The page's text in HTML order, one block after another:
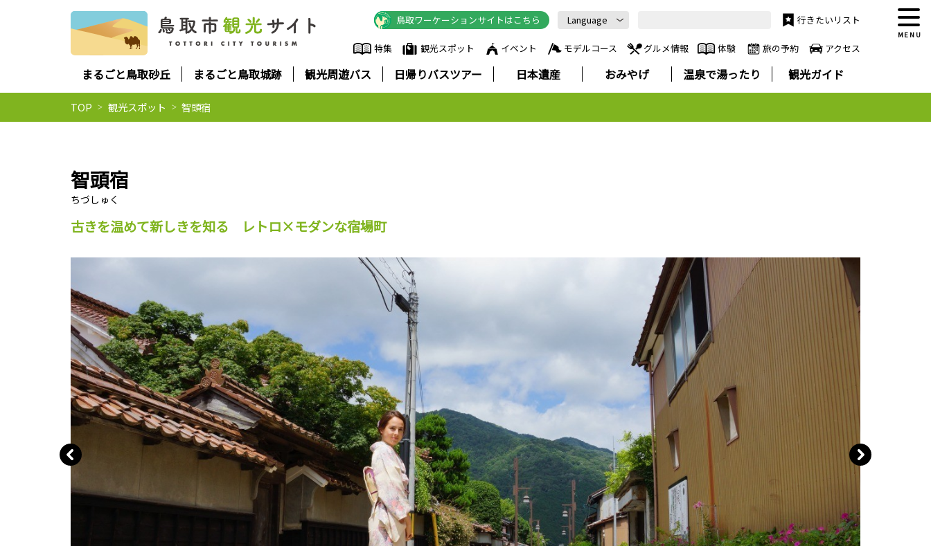
MENU
特集 観光スポット イベント モデルコース グルメ情報 体験 旅の予約 アクセス
Language
中文简体
中文繁體
한국어
ภาษาไทย
行きたいリスト
鳥取ワーケーションサイトはこちら
まるごと鳥取砂丘 まるごと鳥取城跡 観光周遊バス 日帰りバスツアー 日本遺産 おみやげ 温泉で湯ったり 観光ガイド
TOP 観光スポット 智頭宿
智頭宿
古きを温めて新しきを知る レトロ×モダンな宿場町